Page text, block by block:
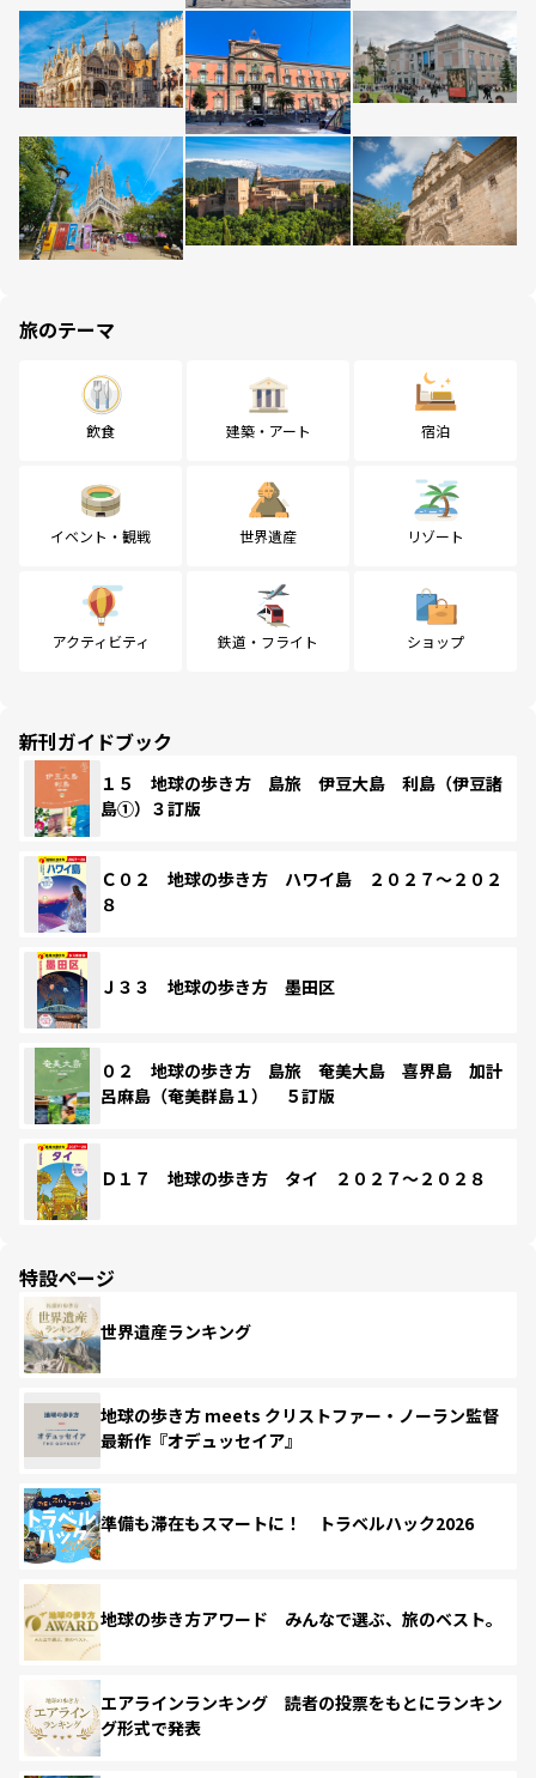
旅のテーマ
飲食 建築・アート 宿泊
イベント・観戦 世界遺産 リゾート
アクティビティ 鉄道・フライト ショップ
新刊ガイドブック
１５ 地球の歩き方 島旅 伊豆大島 利島（伊豆諸
島①）３訂版
Ｃ０２ 地球の歩き方 ハワイ島 ２０２７～２０２
８
Ｊ３３ 地球の歩き方 墨田区
０２ 地球の歩き方 島旅 奄美大島 喜界島 加計
呂麻島（奄美群島１） ５訂版
Ｄ１７ 地球の歩き方 タイ ２０２７～２０２８
特設ページ
世界遺産ランキング
地球の歩き方 meets クリストファー・ノーラン監督
最新作『オデュッセイア』
準備も滞在もスマートに！ トラベルハック2026
地球の歩き方アワード みんなで選ぶ、旅のベスト。
エアラインランキング 読者の投票をもとにランキン
グ形式で発表